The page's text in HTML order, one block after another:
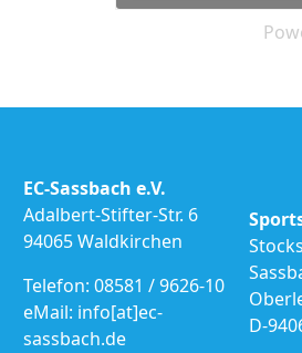
EC-Sassbach e.V.
Adalbert-Stifter-Str. 6
94065 Waldkirchen
Telefon: 08581 / 9626-10
eMail: info[at]ec-
sassbach.de
D-